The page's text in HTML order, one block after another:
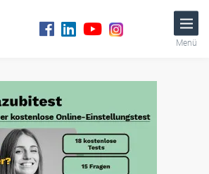
Menü